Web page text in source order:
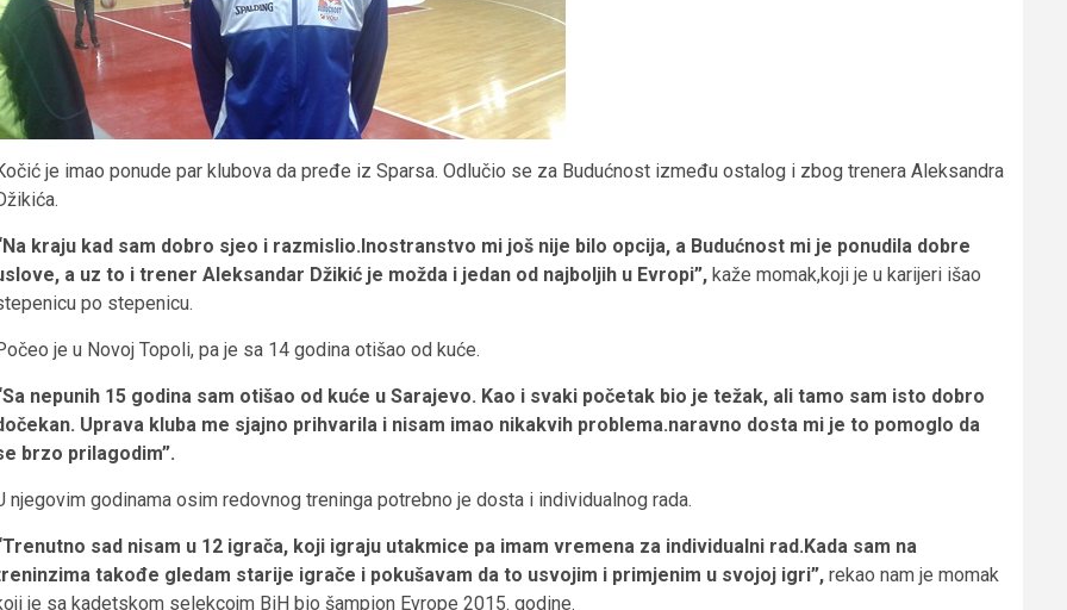
je imao ponude par klubova da pređe iz Sparsa. Odlučio se za Budućnost između ostalog i zbog trenera Aleksandra
kraju kad sam dobro sjeo i razmislio.Inostranstvo mi još nije bilo opcija, a Budućnost mi je ponudila dobre
a uz to i trener Aleksandar Džikić je možda i jedan od najboljih u Evropi”, kaže momak,koji je u karijeri išao
po stepenicu.
je u Novoj Topoli, pa je sa 14 godina otišao od kuće.
nepunih 15 godina sam otišao od kuće u Sarajevo. Kao i svaki početak bio je težak, ali tamo sam isto dobro
Uprava kluba me sjajno prihvarila i nisam imao nikakvih problema.naravno dosta mi je to pomoglo da
brzo prilagodim”.
njegovim godinama osim redovnog treninga potrebno je dosta i individualnog rada.
sad nisam u 12 igrača, koji igraju utakmice pa imam vremena za individualni rad.Kada sam na
takođe gledam starije igrače i pokušavam da to usvojim i primjenim u svojoj igri”, rekao nam je momak
je sa kadetskom selekcojm BiH bio šampion Evrope 2015. godine.